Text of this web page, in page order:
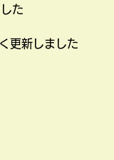
た
更新しました